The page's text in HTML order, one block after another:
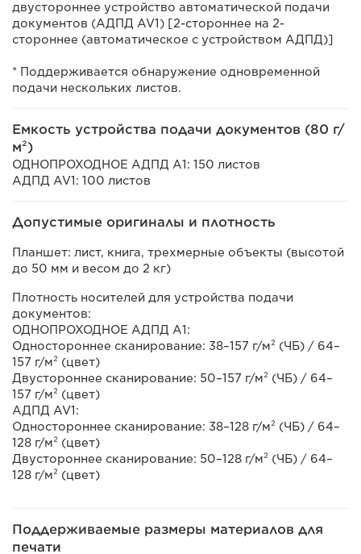
двустороннее устройство автоматической подачи
документов (АДПД AV1) [2-стороннее на 2-
стороннее (автоматическое с устройством АДПД)]
* Поддерживается обнаружение одновременной
подачи нескольких листов.
Емкость устройства подачи документов (80 г/
м²)
ОДНОПРОХОДНОЕ АДПД A1: 150 листов
АДПД AV1: 100 листов
Допустимые оригиналы и плотность
Планшет: лист, книга, трехмерные объекты (высотой
до 50 мм и весом до 2 кг)
Плотность носителей для устройства подачи
документов:
ОДНОПРОХОДНОЕ АДПД A1:
Одностороннее сканирование: 38–157 г/м² (ЧБ) / 64–
157 г/м² (цвет)
Двустороннее сканирование: 50–157 г/м² (ЧБ) / 64–
157 г/м² (цвет)
АДПД AV1:
Одностороннее сканирование: 38–128 г/м² (ЧБ) / 64–
128 г/м² (цвет)
Двустороннее сканирование: 50–128 г/м² (ЧБ) / 64–
128 г/м² (цвет)
Поддерживаемые размеры материалов для
печати